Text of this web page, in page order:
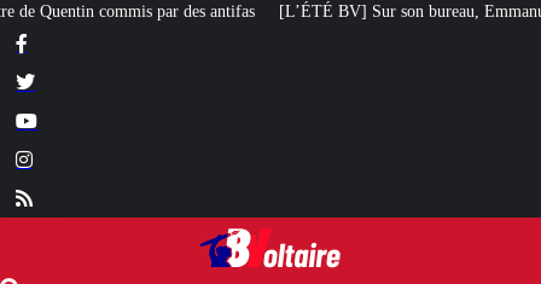
antifas [L’ÉTÉ BV] Sur son bureau, Emmanuel Macron a posé le livre